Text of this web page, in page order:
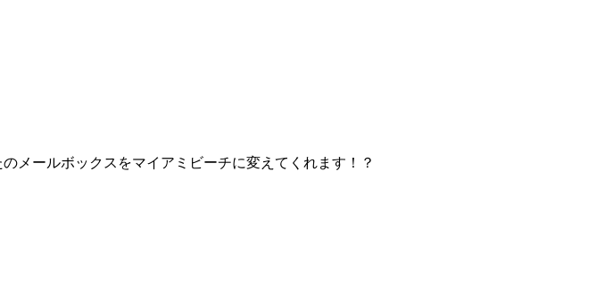
メールボックスをマイアミビーチに変えてくれます！？